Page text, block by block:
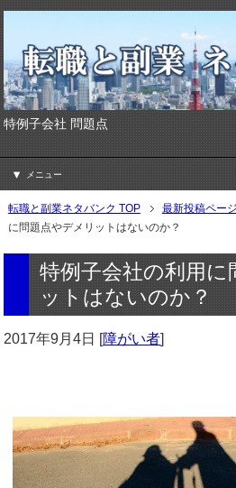
特例子会社 問題点
メニュー
転職と副業ネタバンク TOP 最新投稿ページ
に問題点やデメリットはないのか？
特例子会社の利用に
ットはないのか？
2017年9月4日 [障がい者]